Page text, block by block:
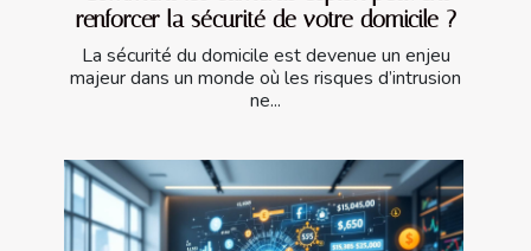
renforcer la sécurité de votre domicile ?
La sécurité du domicile est devenue un enjeu
majeur dans un monde où les risques d’intrusion
ne...